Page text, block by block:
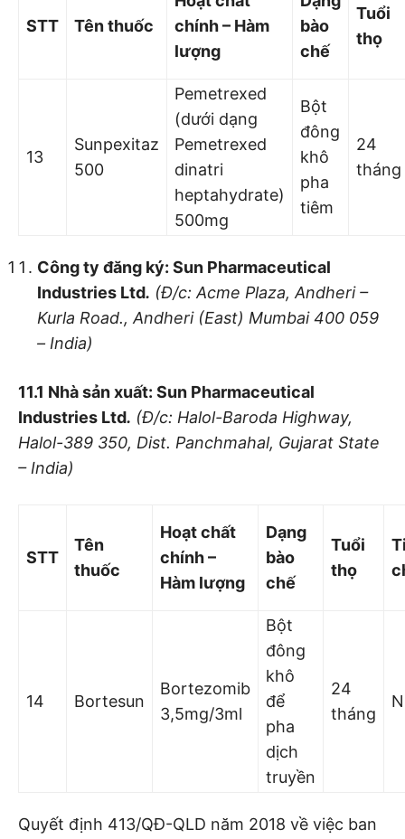
STT Tên thuốc
chính – Hàm
lượng
bào
chế
Tuổi
thọ
13
Sunpexitaz
500
Pemetrexed
(dưới dạng
Pemetrexed
dinatri
heptahydrate)
500mg
Bột
đông
khô
pha
tiêm
24
tháng
Công ty đăng ký: Sun Pharmaceutical
Industries Ltd. (Đ/c: Acme Plaza, Andheri –
Kurla Road., Andheri (East) Mumbai 400 059
– India)
11.1 Nhà sản xuất: Sun Pharmaceutical
Industries Ltd. (Đ/c: Halol-Baroda Highway,
Halol-389 350, Dist. Panchmahal, Gujarat State
– India)
STT
Tên
thuốc
Hoạt chất
chính –
Hàm lượng
Dạng
bào
chế
Tuổi
thọ
14 Bortesun
Bortezomib
3,5mg/3ml
Bột
đông
khô
để
pha
dịch
truyền
24
tháng
Quyết định 413/QĐ-QLD năm 2018 về việc ban